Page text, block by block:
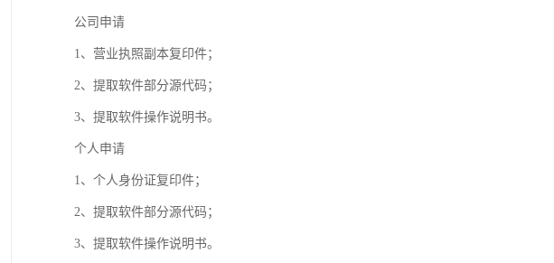
公司申请
1、营业执照副本复印件；
2、提取软件部分源代码；
3、提取软件操作说明书。
个人申请
1、个人身份证复印件；
2、提取软件部分源代码；
3、提取软件操作说明书。